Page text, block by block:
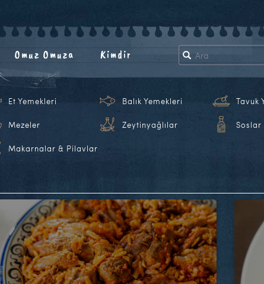
Omuz Omuza Kimdir
Et Yemekleri Balık Yemekleri Tavuk
Mezeler Zeytinyağlılar Soslar
Makarnalar & Pilavlar